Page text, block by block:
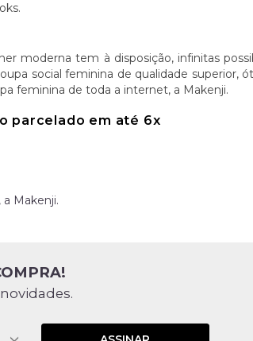
moderna tem à disposição, infinitas
social feminina de qualidade superior,
feminina de toda a internet, a Makenji.
parcelado em até 6x
Makenji.